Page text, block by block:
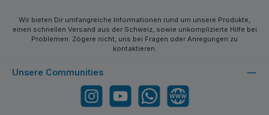
Wir bieten Dir umfangreiche Informationen rund um unsere Produkte,
einen schnellen Versand aus der Schweiz, sowie unkomplizierte Hilfe bei
Problemen. Zögere nicht, uns bei Fragen oder Anregungen zu
kontaktieren.
Unsere Communities
Instagram YouTube WhatsApp Website